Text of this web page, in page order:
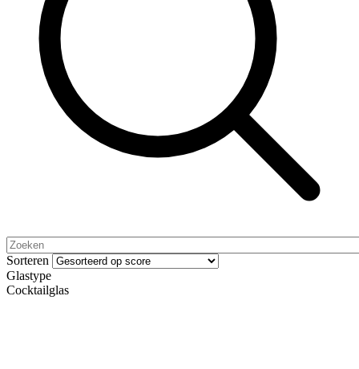
Sorteren
Glastype
Cocktailglas